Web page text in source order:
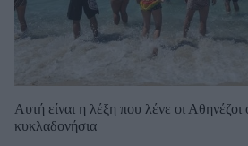
Αυτή είναι η λέξη που λένε οι Αθηνέζοι
κυκλαδονήσια